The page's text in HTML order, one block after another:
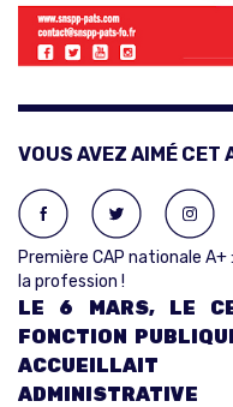
VOUS AVEZ AIMÉ CET
Première CAP nationale
la profession !
LE 6 MARS, LE
FONCTION
ACCUEILLAIT